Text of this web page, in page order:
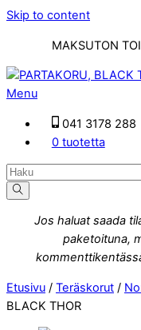
Skip to content
MAKSUTON
Menu
041 3178 288
0 tuotetta
Jos haluat saada
paketoituna,
Etusivu / Teräskorut /
BLACK THOR